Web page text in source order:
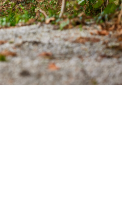
Wegbeschreibung